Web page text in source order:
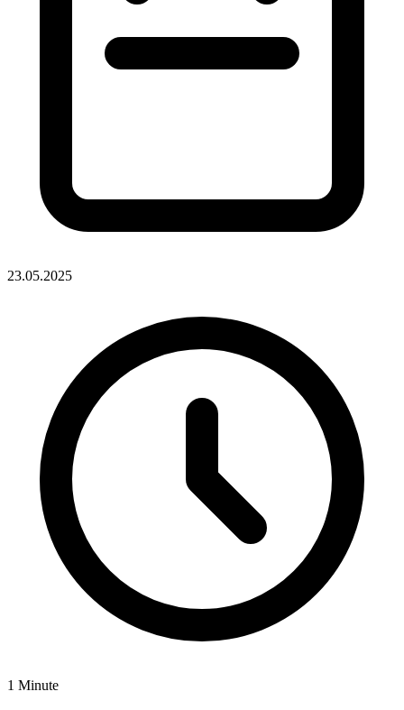
23.05.2025
1 Minute